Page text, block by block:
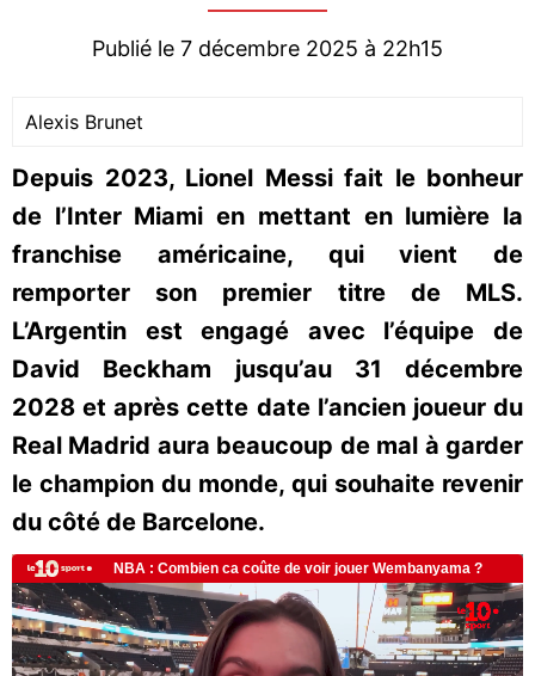
Publié le 7 décembre 2025 à 22h15
Alexis Brunet
Depuis 2023, Lionel Messi fait le bonheur
de l’Inter Miami en mettant en lumière la
franchise américaine, qui vient de
remporter son premier titre de MLS.
L’Argentin est engagé avec l’équipe de
David Beckham jusqu’au 31 décembre
2028 et après cette date l’ancien joueur du
Real Madrid aura beaucoup de mal à garder
le champion du monde, qui souhaite revenir
du côté de Barcelone.